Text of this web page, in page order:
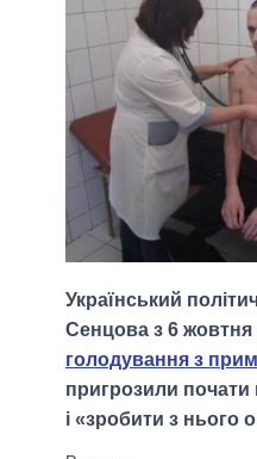
Український
Сенцова з 6 жовтня
голодування з
пригрозили
і «зробити з нього